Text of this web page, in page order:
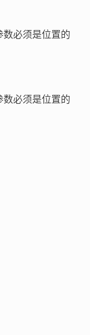
必须是位置的
必须是位置的